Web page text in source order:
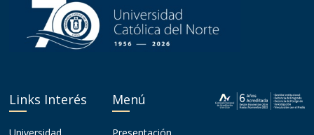
Links Interés Menú